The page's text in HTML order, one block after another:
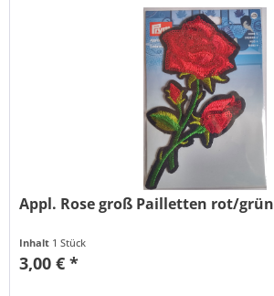
Appl. Rose groß Pailletten rot/grün
Inhalt 1 Stück
3,00 € *